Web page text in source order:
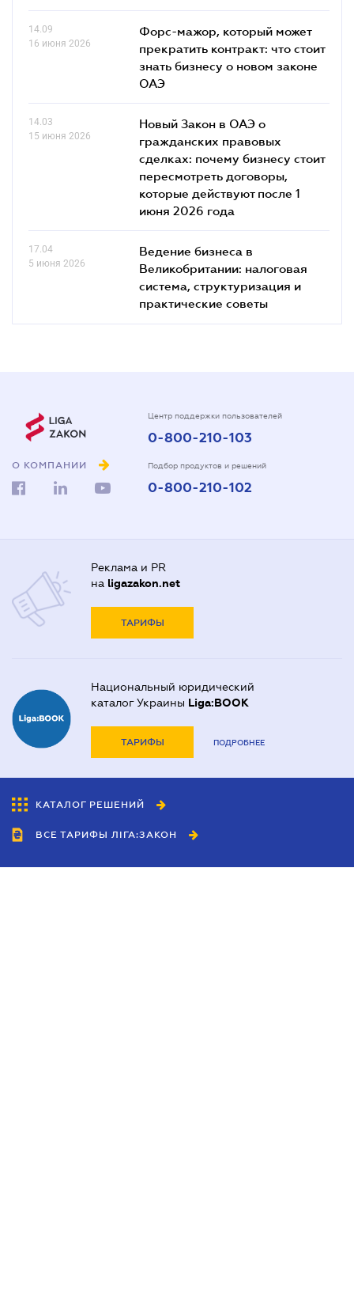
14.09
16 июня 2026
Форс-мажор, который может
прекратить контракт: что стоит
знать бизнесу о новом законе
ОАЭ
14.03
15 июня 2026
Новый Закон в ОАЭ о
гражданских правовых
сделках: почему бизнесу стоит
пересмотреть договоры,
которые действуют после 1
июня 2026 года
17.04
5 июня 2026
Ведение бизнеса в
Великобритании: налоговая
система, структуризация и
практические советы
О КОМПАНИИ
Центр поддержки пользователей
0-800-210-103
Подбор продуктов и решений
0-800-210-102
Реклама и PR
на ligazakon.net
ТАРИФЫ
Национальный юридический
каталог Украины Liga:BOOK
ТАРИФЫ ПОДРОБНЕЕ
КАТАЛОГ РЕШЕНИЙ
ВСЕ ТАРИФЫ ЛІГА:ЗАКОН